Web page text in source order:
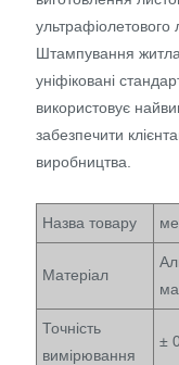
ультрафіолетового
Штампування житла
уніфіковані
використовує
забезпечити
виробництва.
Назва товару
Матеріал
Точність
вимірювання
±